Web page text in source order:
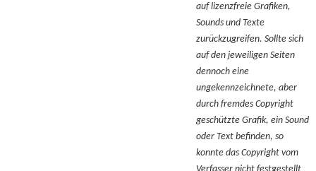
auf lizenzfreie Grafiken,
Sounds und Texte
zurückzugreifen. Sollte sich
auf den jeweiligen Seiten
dennoch eine
ungekennzeichnete, aber
durch fremdes Copyright
geschützte Grafik, ein Sound
oder Text befinden, so
konnte das Copyright vom